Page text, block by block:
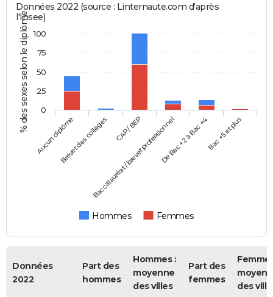
% des sexes selon le diplôme
Données 2022 (source : Linternaute.com d'après
l'Insee)
Hommes Femmes
Aucun diplômeBrevet des collèges CAP / BEP
Baccalauréat / brevet professionnelDe Bac +2 à Bac +4Bac +5 et plus
0
25
50
75
100
Données
2022
Part des
hommes
Hommes :
moyenne
des villes
Part des
femmes
des